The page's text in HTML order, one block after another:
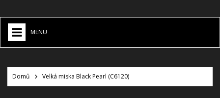
MENU
VÁNOCE
Domů Velká miska Black Pearl (C6120)